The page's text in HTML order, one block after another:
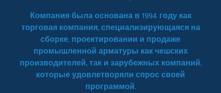
Компания была основана в 1994 году как
торговая компания, специализирующаяся на
сборке, проектировании и продаже
промышленной арматуры как чешских
производителей, так и зарубежных компаний,
которые удовлетворяли спрос своей
программой.